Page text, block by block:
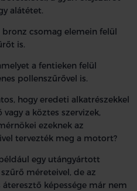
alátétet.
csomag elemein felül
is.
a fentieken felül
pollenszűrővel is.
hogy eredeti alkatrészekkel
vagy a köztes szervizek,
ezeknek az
tervezték meg a motort?
egy utángyártott
méreteivel, de az
képessége már nem